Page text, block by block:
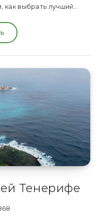
как выбрать лучший…
Тенерифе